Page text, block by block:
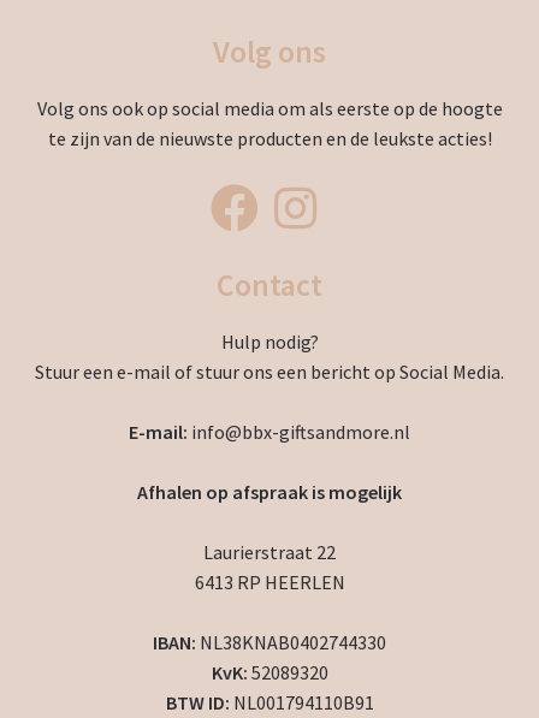
Volg ons
Volg ons ook op social media om als eerste op de hoogte
te zijn van de nieuwste producten en de leukste acties!
Contact
Hulp nodig?
Stuur een e-mail of stuur ons een bericht op Social Media.
E-mail: info@bbx-giftsandmore.nl
Afhalen op afspraak is mogelijk
Laurierstraat 22
6413 RP HEERLEN
IBAN: NL38KNAB0402744330
KvK: 52089320
BTW ID: NL001794110B91